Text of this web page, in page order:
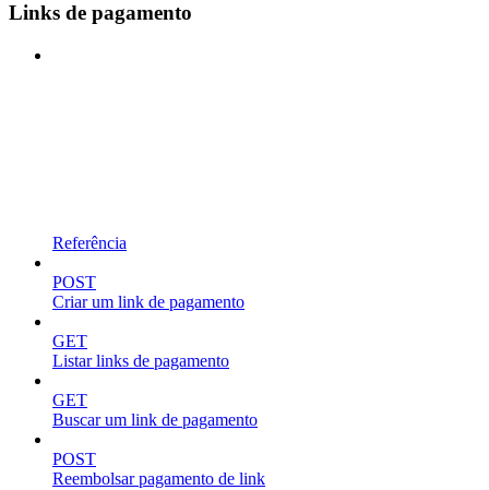
Links de pagamento
Referência
POST
Criar um link de pagamento
GET
Listar links de pagamento
GET
Buscar um link de pagamento
POST
Reembolsar pagamento de link